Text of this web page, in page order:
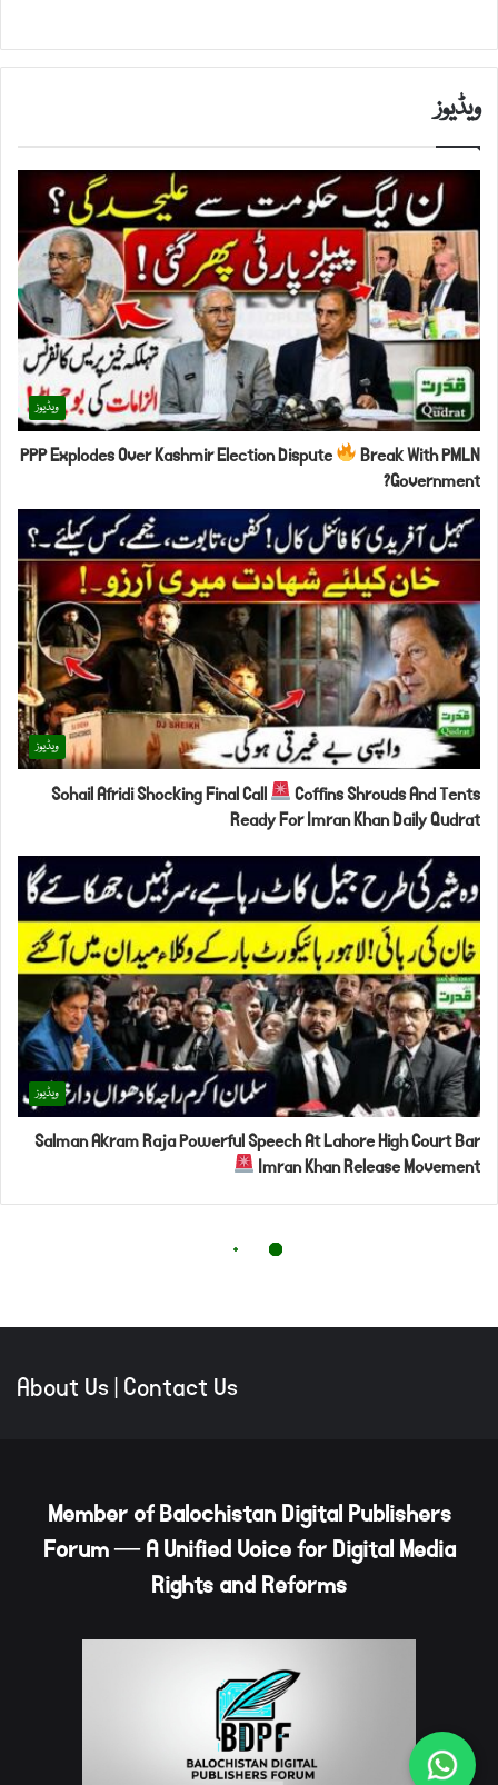
About Us|Contact Us
Member of Balochistan Digital Publishers
Forum — A Unified Voice for Digital Media
Rights and Reforms